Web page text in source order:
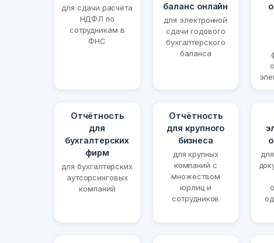
для сдачи расчёта
НДФЛ по
сотрудникам в
ФНС
баланс онлайн
для электронной
сдачи годового
бухгалтерского
баланса
Отчётность
для
бухгалтерских
фирм
для бухгалтерских
аутсорсинговых
компаний
Отчётность
для крупного
бизнеса
для крупных
компаний с
множеством
юрлиц и
сотрудников